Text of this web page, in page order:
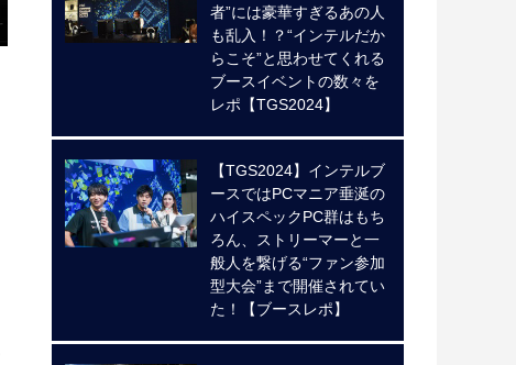
者”には豪華すぎるあの人
も乱入！？“インテルだか
らこそ”と思わせてくれる
ブースイベントの数々を
レポ【TGS2024】
【TGS2024】インテルブ
ースではPCマニア垂涎の
ハイスペックPC群はもち
ろん、ストリーマーと一
般人を繋げる“ファン参加
型大会”まで開催されてい
た！【ブースレポ】